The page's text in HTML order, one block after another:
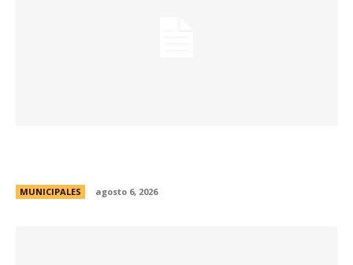
MUNICIPALES agosto 6, 2026